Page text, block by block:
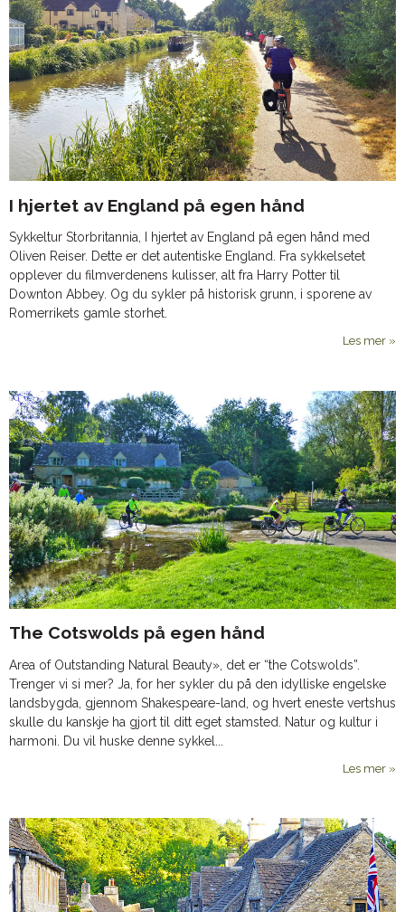
I hjertet av England på egen hånd
Sykkeltur Storbritannia, I hjertet av England på egen hånd med
Oliven Reiser. Dette er det autentiske England. Fra sykkelsetet
opplever du filmverdenens kulisser, alt fra Harry Potter til
Downton Abbey. Og du sykler på historisk grunn, i sporene av
Romerrikets gamle storhet.
Les mer
The Cotswolds på egen hånd
Area of Outstanding Natural Beauty», det er “the Cotswolds”.
Trenger vi si mer? Ja, for her sykler du på den idylliske engelske
landsbygda, gjennom Shakespeare-land, og hvert eneste vertshus
skulle du kanskje ha gjort til ditt eget stamsted. Natur og kultur i
harmoni. Du vil huske denne sykkel...
Les mer